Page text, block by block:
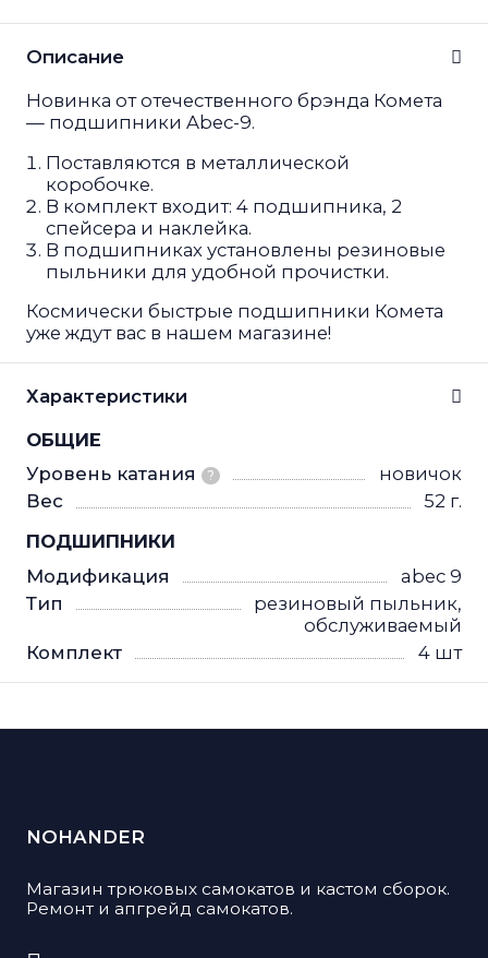
Описание
Новинка от отечественного брэнда Комета
— подшипники Abec-9.
Поставляются в металлической
коробочке.
В комплект входит: 4 подшипника, 2
спейсера и наклейка.
В подшипниках установлены резиновые
пыльники для удобной прочистки.
Космически быстрые подшипники Комета
уже ждут вас в нашем магазине!
Характеристики
ОБЩИЕ
Уровень катания
?
новичок
Вес
52 г.
ПОДШИПНИКИ
Модификация
abec 9
Тип
резиновый пыльник,
обслуживаемый
Комплект
4 шт
NOHANDER
Магазин трюковых самокатов и кастом сборок.
Ремонт и апгрейд самокатов.